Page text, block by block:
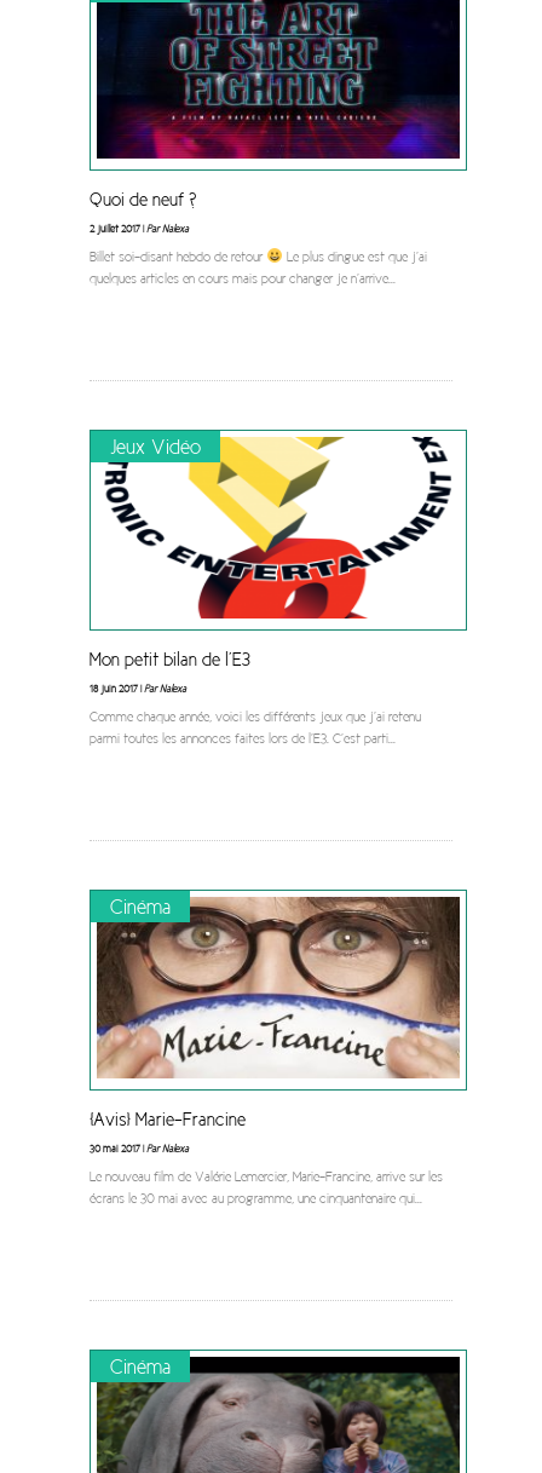
Quoi de neuf ?
2 juillet 2017 |Par Nalexa
Billet soi-disant hebdo de retour
Le plus dingue est que j’ai
quelques articles en cours mais pour changer je n’arrive...
Jeux Vidéo
Mon petit bilan de l’E3
18 juin 2017 |Par Nalexa
Comme chaque année, voici les différents jeux que j’ai retenu
parmi toutes les annonces faites lors de l’E3. C’est parti...
Cinéma
[Avis] Marie-Francine
30 mai 2017 |Par Nalexa
Le nouveau film de Valérie Lemercier, Marie-Francine, arrive sur les
écrans le 30 mai avec au programme, une cinquantenaire qui...
Cinéma